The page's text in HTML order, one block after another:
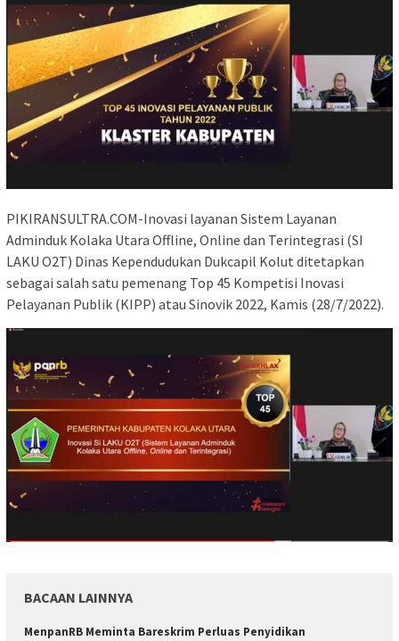
PIKIRANSULTRA.COM-Inovasi layanan Sistem Layanan
Adminduk Kolaka Utara Offline, Online dan Terintegrasi (SI
LAKU O2T) Dinas Kependudukan Dukcapil Kolut ditetapkan
sebagai salah satu pemenang Top 45 Kompetisi Inovasi
Pelayanan Publik (KIPP) atau Sinovik 2022, Kamis (28/7/2022).
BACAAN LAINNYA
MenpanRB Meminta Bareskrim Perluas Penyidikan